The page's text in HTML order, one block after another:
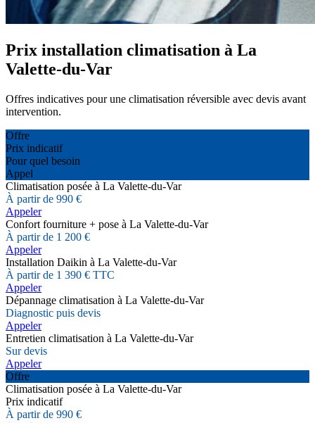
Prix installation climatisation à La
Valette-du-Var
Offres indicatives pour une climatisation réversible avec devis avant
intervention.
Offre
Prix indicatif
Pour quel besoin
Appel
Climatisation posée à La Valette-du-Var
À partir de 990 €
Appeler
Confort fourniture + pose à La Valette-du-Var
À partir de 1 200 €
Appeler
Installation Daikin à La Valette-du-Var
À partir de 1 390 € TTC
Appeler
Dépannage climatisation à La Valette-du-Var
Diagnostic puis devis
Appeler
Entretien climatisation à La Valette-du-Var
Sur devis
Appeler
Offre
Climatisation posée à La Valette-du-Var
Prix indicatif
À partir de 990 €